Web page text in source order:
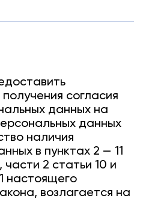
согласия
данных на
данных
наличия
в пунктах 2 — 11
части 2 статьи 10 и
настоящего
возлагается на